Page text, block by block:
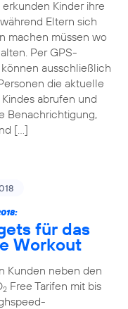
Kinder ihre
Eltern sich
machen müssen wo
Per GPS-
ausschließlich
die aktuelle
abrufen und
Benachrichtigung,
[…]
für das
Workout
Kunden neben den
2Free Tarifen mit bis